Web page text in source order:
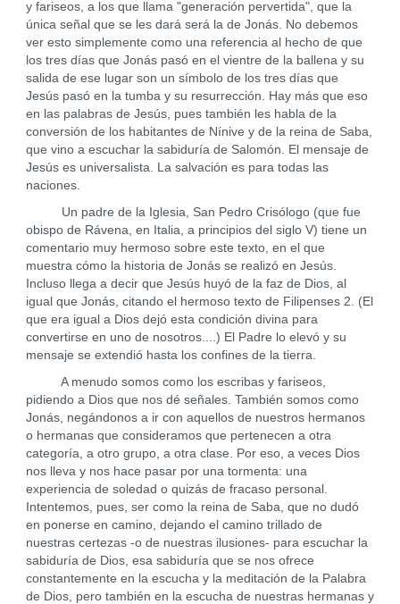
y fariseos, a los que llama "generación pervertida", que la
única señal que se les dará será la de Jonás. No debemos
ver esto simplemente como una referencia al hecho de que
los tres días que Jonás pasó en el vientre de la ballena y su
salida de ese lugar son un símbolo de los tres días que
Jesús pasó en la tumba y su resurrección. Hay más que eso
en las palabras de Jesús, pues también les habla de la
conversión de los habitantes de Nínive y de la reina de Saba,
que vino a escuchar la sabiduría de Salomón. El mensaje de
Jesús es universalista. La salvación es para todas las
naciones.
Un padre de la Iglesia, San Pedro Crisólogo (que fue
obispo de Rávena, en Italia, a principios del siglo V) tiene un
comentario muy hermoso sobre este texto, en el que
muestra cómo la historia de Jonás se realizó en Jesús.
Incluso llega a decir que Jesús huyó de la faz de Dios, al
igual que Jonás, citando el hermoso texto de Filipenses 2. (El
que era igual a Dios dejó esta condición divina para
convertirse en uno de nosotros....) El Padre lo elevó y su
mensaje se extendió hasta los confines de la tierra.
A menudo somos como los escribas y fariseos,
pidiendo a Dios que nos dé señales. También somos como
Jonás, negándonos a ir con aquellos de nuestros hermanos
o hermanas que consideramos que pertenecen a otra
categoría, a otro grupo, a otra clase. Por eso, a veces Dios
nos lleva y nos hace pasar por una tormenta: una
experiencia de soledad o quizás de fracaso personal.
Intentemos, pues, ser como la reina de Saba, que no dudó
en ponerse en camino, dejando el camino trillado de
nuestras certezas -o de nuestras ilusiones- para escuchar la
sabiduría de Dios, esa sabiduría que se nos ofrece
constantemente en la escucha y la meditación de la Palabra
de Dios, pero también en la escucha de nuestras hermanas y